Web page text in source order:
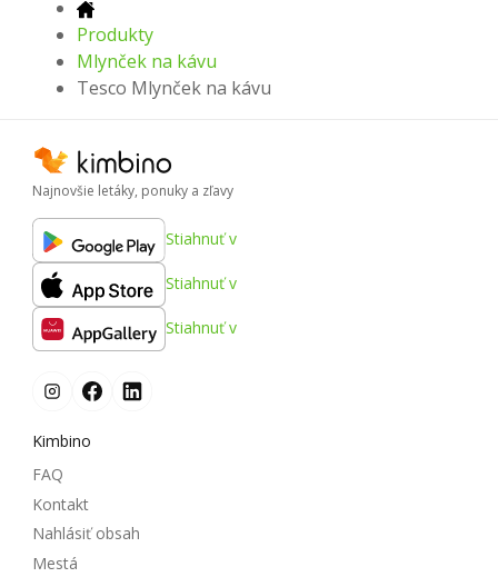
Produkty
Mlynček na kávu
Tesco Mlynček na kávu
Najnovšie letáky, ponuky a zľavy
Stiahnuť v
Stiahnuť v
Stiahnuť v
Kimbino
FAQ
Kontakt
Nahlásiť obsah
Mestá